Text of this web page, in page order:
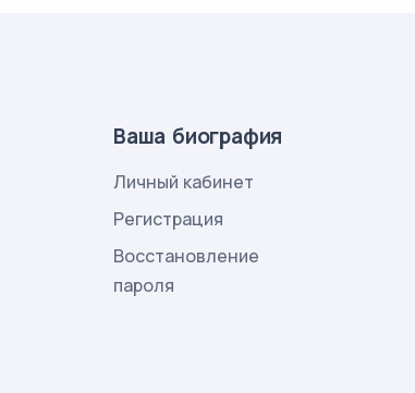
Ваша биография
Личный кабинет
Регистрация
Восстановление
пароля